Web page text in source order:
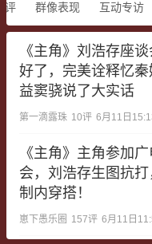
评 群像表现 互动专访
《主角》刘浩存座
好了，完美诠释忆
益窦骁说了大实话
第一滴露珠 10评 6月11日
《主角》主角参加
会，刘浩存生图抗
制内穿搭！
崽下愚乐圈 157评 6月11日